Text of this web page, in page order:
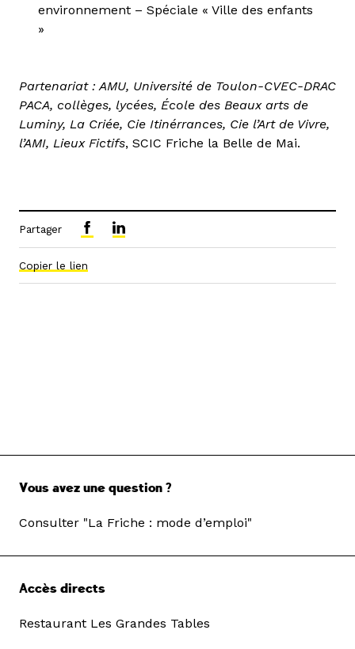
environnement – Spéciale « Ville des enfants
»
Partenariat : AMU, Université de Toulon-CVEC-DRAC
PACA, collèges, lycées, École des Beaux arts de
Luminy, La Criée, Cie Itinérrances, Cie l’Art de Vivre,
l’AMI, Lieux Fictifs, SCIC Friche la Belle de Mai.
Partager
Copier le lien
Vous avez une question ?
Consulter "La Friche : mode d’emploi"
Accès directs
Restaurant Les Grandes Tables